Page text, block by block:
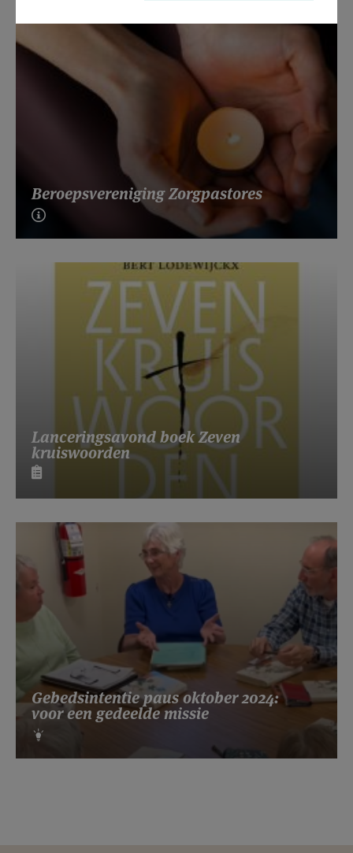
Beroepsvereniging Zorgpastores
Lanceringsavond boek Zeven
kruiswoorden
Gebedsintentie paus oktober 2024:
voor een gedeelde missie